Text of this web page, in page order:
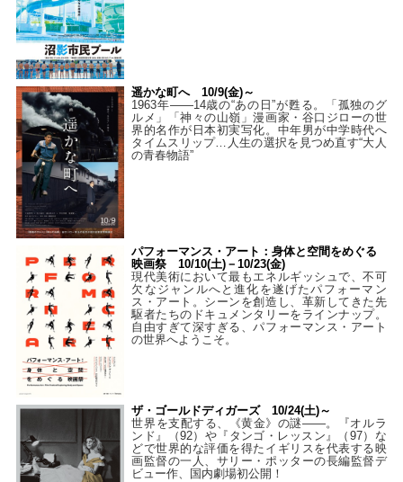
遥かな町へ 10/9(金)～
1963年――14歳の“あの日”が甦る。「孤独のグ
ルメ」「神々の山嶺」漫画家・谷口ジローの世
界的名作が日本初実写化。中年男が中学時代へ
タイムスリップ…人生の選択を見つめ直す“大人
の青春物語”
パフォーマンス・アート：身体と空間をめぐる
映画祭 10/10(土)－10/23(金)
現代美術において最もエネルギッシュで、不可
欠なジャンルへと進化を遂げたパフォーマン
ス・アート。シーンを創造し、革新してきた先
駆者たちのドキュメンタリーをラインナップ。
自由すぎて深すぎる、パフォーマンス・アート
の世界へようこそ。
ザ・ゴールドディガーズ 10/24(土)～
世界を支配する、《黄金》の謎――。『オルラ
ンド』（92）や『タンゴ・レッスン』（97）な
どで世界的な評価を得たイギリスを代表する映
画監督の一人、サリー・ポッターの長編監督デ
ビュー作、国内劇場初公開！